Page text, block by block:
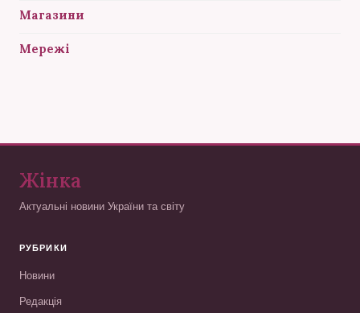
Магазини
Мережі
Жінка
Актуальні новини України та світу
РУБРИКИ
Новини
Редакція